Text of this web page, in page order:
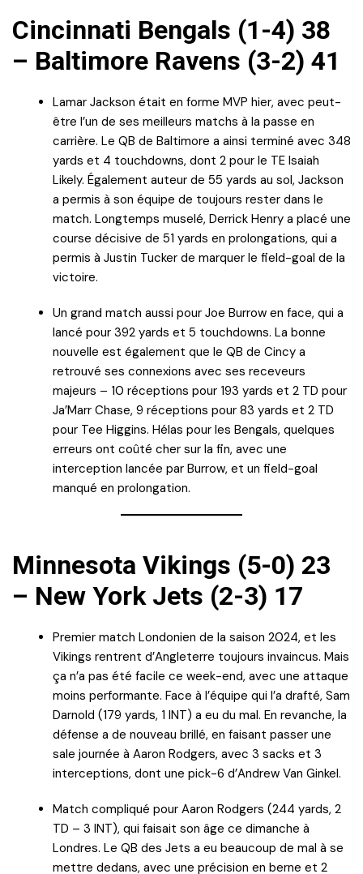
Cincinnati Bengals (1-4) 38
– Baltimore Ravens (3-2) 41
Lamar Jackson était en forme MVP hier, avec peut-
être l’un de ses meilleurs matchs à la passe en
carrière. Le QB de Baltimore a ainsi terminé avec 348
yards et 4 touchdowns, dont 2 pour le TE Isaiah
Likely. Également auteur de 55 yards au sol, Jackson
a permis à son équipe de toujours rester dans le
match. Longtemps muselé, Derrick Henry a placé une
course décisive de 51 yards en prolongations, qui a
permis à Justin Tucker de marquer le field-goal de la
victoire.
Un grand match aussi pour Joe Burrow en face, qui a
lancé pour 392 yards et 5 touchdowns. La bonne
nouvelle est également que le QB de Cincy a
retrouvé ses connexions avec ses receveurs
majeurs – 10 réceptions pour 193 yards et 2 TD pour
Ja’Marr Chase, 9 réceptions pour 83 yards et 2 TD
pour Tee Higgins. Hélas pour les Bengals, quelques
erreurs ont coûté cher sur la fin, avec une
interception lancée par Burrow, et un field-goal
manqué en prolongation.
Minnesota Vikings (5-0) 23
– New York Jets (2-3) 17
Premier match Londonien de la saison 2024, et les
Vikings rentrent d’Angleterre toujours invaincus. Mais
ça n’a pas été facile ce week-end, avec une attaque
moins performante. Face à l’équipe qui l’a drafté, Sam
Darnold (179 yards, 1 INT) a eu du mal. En revanche, la
défense a de nouveau brillé, en faisant passer une
sale journée à Aaron Rodgers, avec 3 sacks et 3
interceptions, dont une pick-6 d’Andrew Van Ginkel.
Match compliqué pour Aaron Rodgers (244 yards, 2
TD – 3 INT), qui faisait son âge ce dimanche à
Londres. Le QB des Jets a eu beaucoup de mal à se
mettre dedans, avec une précision en berne et 2